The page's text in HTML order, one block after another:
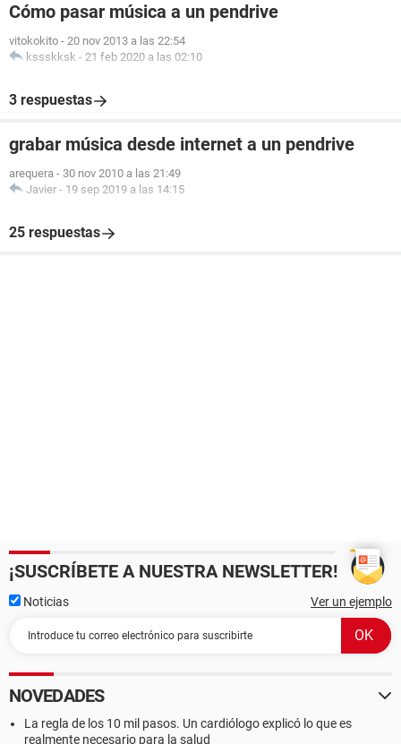
Cómo pasar música a un pendrive
vitokokito - 20 nov 2013 a las 22:54
kssskksk - 21 feb 2020 a las 02:10
3 respuestas
grabar música desde internet a un pendrive
arequera - 30 nov 2010 a las 21:49
Javier - 19 sep 2019 a las 14:15
25 respuestas
¡SUSCRÍBETE A NUESTRA NEWSLETTER!
Noticias Ver un ejemplo
NOVEDADES
La regla de los 10 mil pasos. Un cardiólogo explicó lo que es
realmente necesario para la salud